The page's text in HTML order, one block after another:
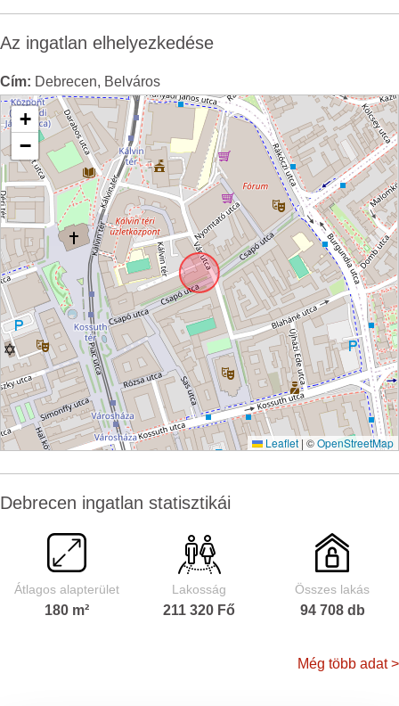
Az ingatlan elhelyezkedése
Cím: Debrecen, Belváros
+
−
Leaflet | ©OpenStreetMap
Debrecen ingatlan statisztikái
Átlagos alapterület
180 m²
Lakosság
211 320 Fő
Összes lakás
94 708 db
Még több adat >